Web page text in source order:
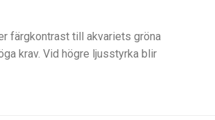
färgkontrast till akvariets gröna
krav. Vid högre ljusstyrka blir